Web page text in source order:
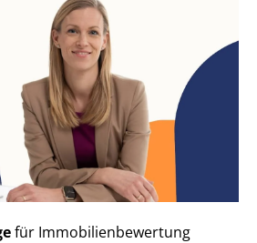
für Im­mo­bi­li­en­be­wer­tung